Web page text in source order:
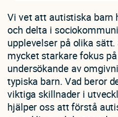
Vi vet att autistiska barn
och delta i
upplevelser på olika
mycket starkare fokus
undersökande av
typiska barn. Vad beror
viktiga skillnader i
hjälper oss att förstå